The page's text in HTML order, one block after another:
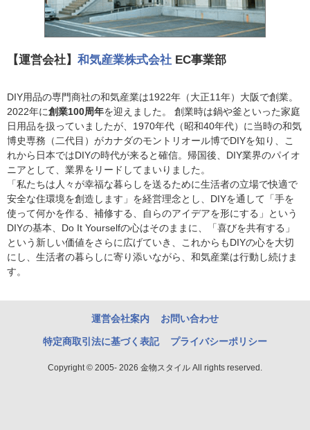
【運営会社】 和気産業株式会社 EC事業部
DIY用品の専門商社の和気産業は1922年（大正11年）大阪で創業。
2022年に創業100周年を迎えました。 創業時は鍋や釜といった家庭
日用品を扱っていましたが、1970年代（昭和40年代）に当時の和気
博史専務（二代目）がカナダのモントリオール博でDIYを知り、こ
れから日本ではDIYの時代が来ると確信。帰国後、DIY業界のパイオ
ニアとして、業界をリードしてまいりました。
「私たちは人々が幸福な暮らしを送るために生活者の立場で快適で
安全な住環境を創造します」を経営理念とし、DIYを通して「手を
使って何かを作る、補修する、自らのアイデアを形にする」という
DIYの基本、Do It Yourselfの心はそのままに、「喜びを共有する」
という新しい価値をさらに広げていき、これからもDIYの心を大切
にし、生活者の暮らしに寄り添いながら、和気産業は行動し続けま
す。
運営会社案内 お問い合わせ
特定商取引法に基づく表記 プライバシーポリシー
Copyright © 2005- 2026 金物スタイル All rights reserved.